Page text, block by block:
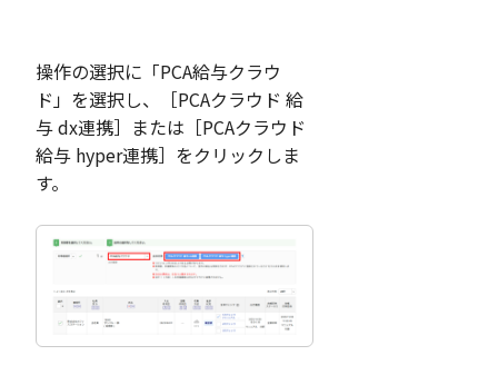
操作の選択に「PCA給与クラウ
ド」を選択し、［PCAクラウド 給
与 dx連携］または［PCAクラウド
給与 hyper連携］をクリックしま
す。